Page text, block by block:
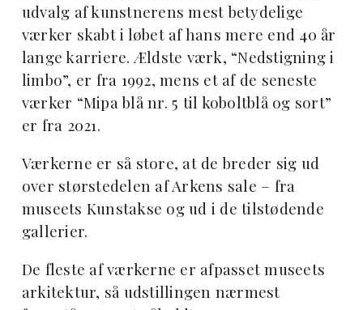
udvalg af kunstnerens mest betydelige
værker skabt i løbet af hans mere end 40 år
lange karriere. Ældste værk, “Nedstigning i
limbo”, er fra 1992, mens et af de seneste
værker “Mipa blå nr. 5 til koboltblå og sort”
er fra 2021.
Værkerne er så store, at de breder sig ud
over størstedelen af Arkens sale – fra
museets Kunstakse og ud i de tilstødende
gallerier.
De fleste af værkerne er afpasset museets
arkitektur, så udstillingen nærmest